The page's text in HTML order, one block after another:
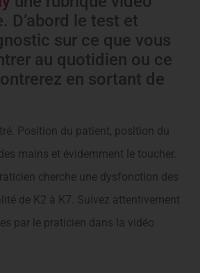
D’abord le test et
sur ce que vous
au quotidien ou ce
en sortant de
Position du patient, position du
mains et évidemment le toucher.
cherche une dysfonction des
de K2 à K7. Suivez attentivement
par le praticien dans la vidéo